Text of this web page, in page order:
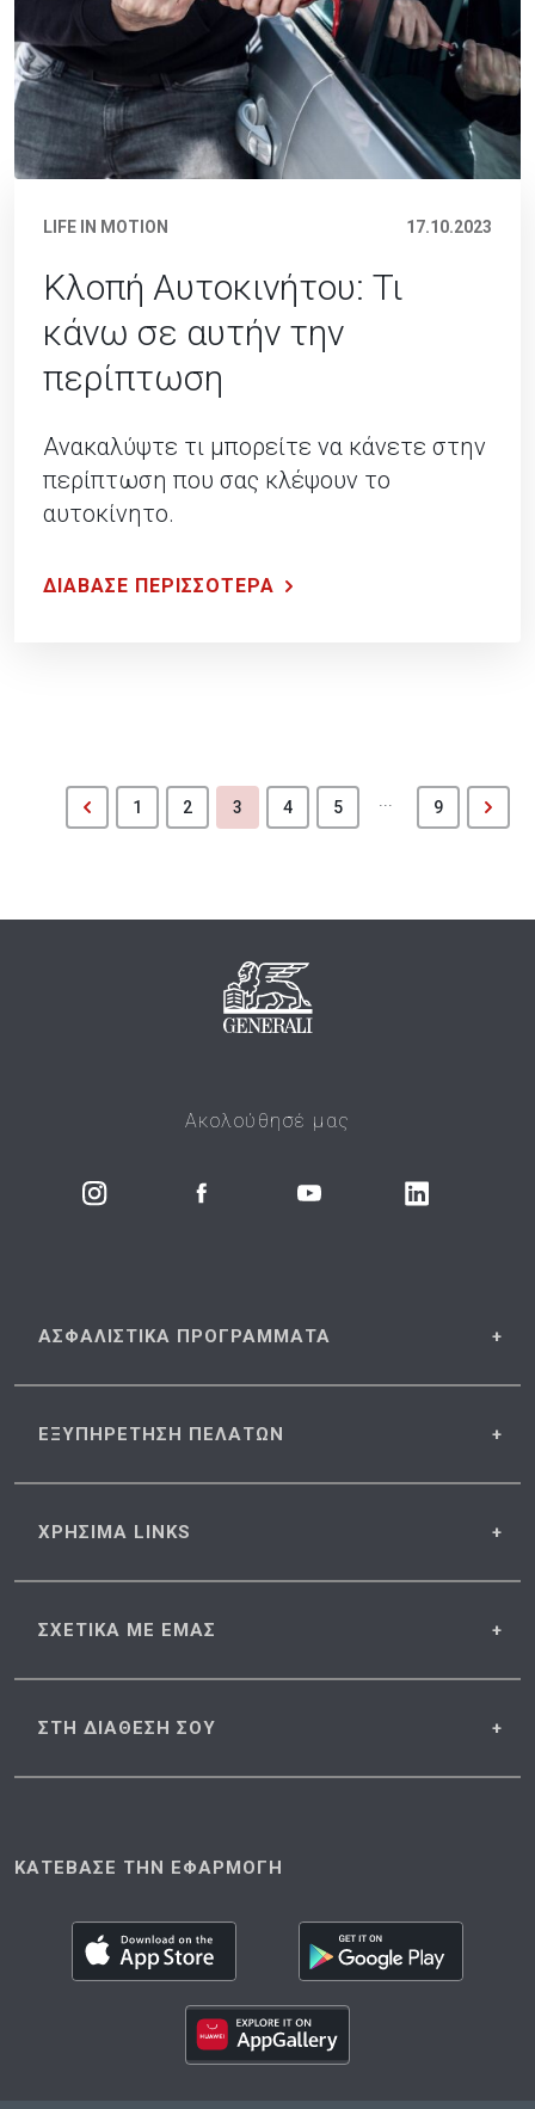
LIFE IN MOTION 17.10.2023
Κλοπή Αυτοκινήτου: Τι
κάνω σε αυτήν την
περίπτωση
Ανακαλύψτε τι μπορείτε να κάνετε στην
περίπτωση που σας κλέψουν το
αυτοκίνητο.
ΔΙΑΒΑΣΕ ΠΕΡΙΣΣΟΤΕΡΑ
1 2 3 4 5 9
Ακολούθησέ μας
ΑΣΦΑΛΙΣΤΙΚΑ ΠΡΟΓΡΑΜΜΑΤΑ
ΕΞΥΠΗΡΕΤΗΣΗ ΠΕΛΑΤΩΝ
ΧΡΗΣΙΜΑ LINKS
ΣΧΕΤΙΚΑ ΜΕ ΕΜΑΣ
ΣΤΗ ΔΙΑΘΕΣΗ ΣΟΥ
ΚΑΤΕΒΑΣΕ ΤΗΝ ΕΦΑΡΜΟΓΗ